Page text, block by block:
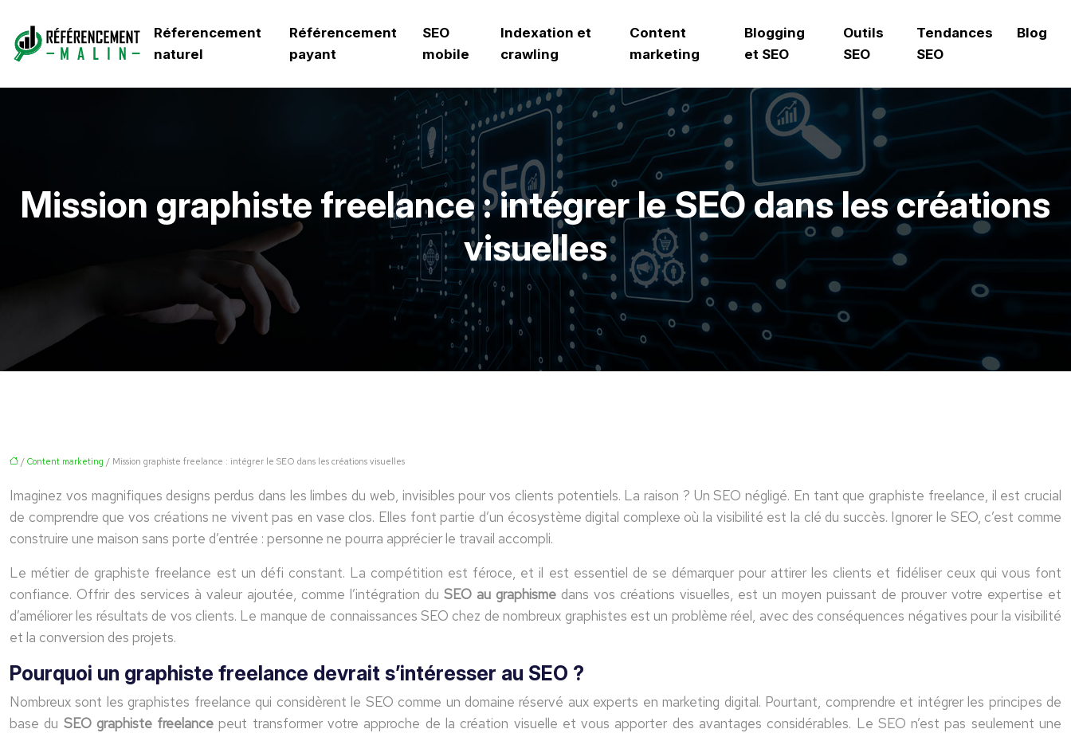
Réferencement
naturel
Référencement
payant
SEO
mobile
Indexation et
crawling
Content
marketing
Blogging
et SEO
Outils
SEO
Tendances
SEO
Blog
Mission graphiste freelance : intégrer le SEO dans les créations
visuelles
/ Content marketing / Mission graphiste freelance : intégrer le SEO dans les créations visuelles
Imaginez vos magnifiques designs perdus dans les limbes du web, invisibles pour vos clients potentiels. La raison ? Un SEO négligé. En tant que graphiste freelance, il est crucial
de comprendre que vos créations ne vivent pas en vase clos. Elles font partie d’un écosystème digital complexe où la visibilité est la clé du succès. Ignorer le SEO, c’est comme
construire une maison sans porte d’entrée : personne ne pourra apprécier le travail accompli.
Le métier de graphiste freelance est un défi constant. La compétition est féroce, et il est essentiel de se démarquer pour attirer les clients et fidéliser ceux qui vous font
confiance. Offrir des services à valeur ajoutée, comme l’intégration du SEO au graphisme dans vos créations visuelles, est un moyen puissant de prouver votre expertise et
d’améliorer les résultats de vos clients. Le manque de connaissances SEO chez de nombreux graphistes est un problème réel, avec des conséquences négatives pour la visibilité
et la conversion des projets.
Pourquoi un graphiste freelance devrait s’intéresser au SEO ?
Nombreux sont les graphistes freelance qui considèrent le SEO comme un domaine réservé aux experts en marketing digital. Pourtant, comprendre et intégrer les principes de
base du SEO graphiste freelancepeut transformer votre approche de la création visuelle et vous apporter des avantages considérables. Le SEO n’est pas seulement une